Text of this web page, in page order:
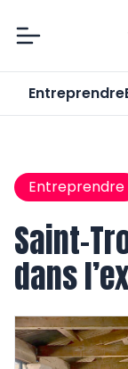
Entreprendre
Entreprendre
Saint-
dans